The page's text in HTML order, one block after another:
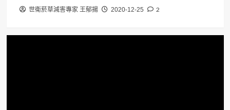
世衛菸草減害專家 王郁揚 2020-12-25 2